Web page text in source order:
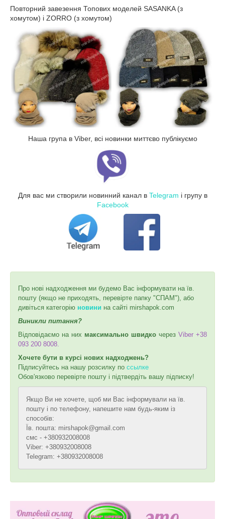
Повторний завезення Топових моделей SASANKA (з
хомутом) і ZORRO (з хомутом)
Наша група в Viber, всі новинки миттєво публікуємо
Для вас ми створили новинний канал в Telegram і групу в
Facebook
Про нові надходження ми будемо Вас інформувати на їв.
пошту (якщо не приходять, перевірте папку "СПАМ"), або
дивіться категорію новини на сайті mirshapok.com
Виникли питання?
Відповідаємо на них максимально швидко через Viber +38
093 200 8008.
Хочете бути в курсі нових надходжень?
Підписуйтесь на нашу розсилку по ссылке
Обов'язково перевірте пошту і підтвердіть вашу підписку!
Якщо Ви не хочете, щоб ми Вас інформували на їв.
пошту і по телефону, напешите нам будь-яким із
способів:
Їв. пошта: mirshapok@gmail.com
смс - +380932008008
Viber: +380932008008
Telegram: +380932008008